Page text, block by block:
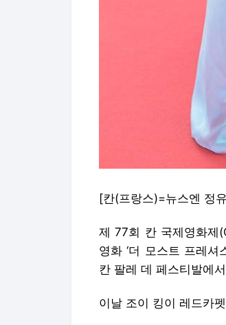
[칸(프랑스)=뉴스엔 정
제 77회 칸 국제영화제
영화 ‘더 모스트 프레
칸 팔레 데 페스티발에
이날 조이 킹이 레드카